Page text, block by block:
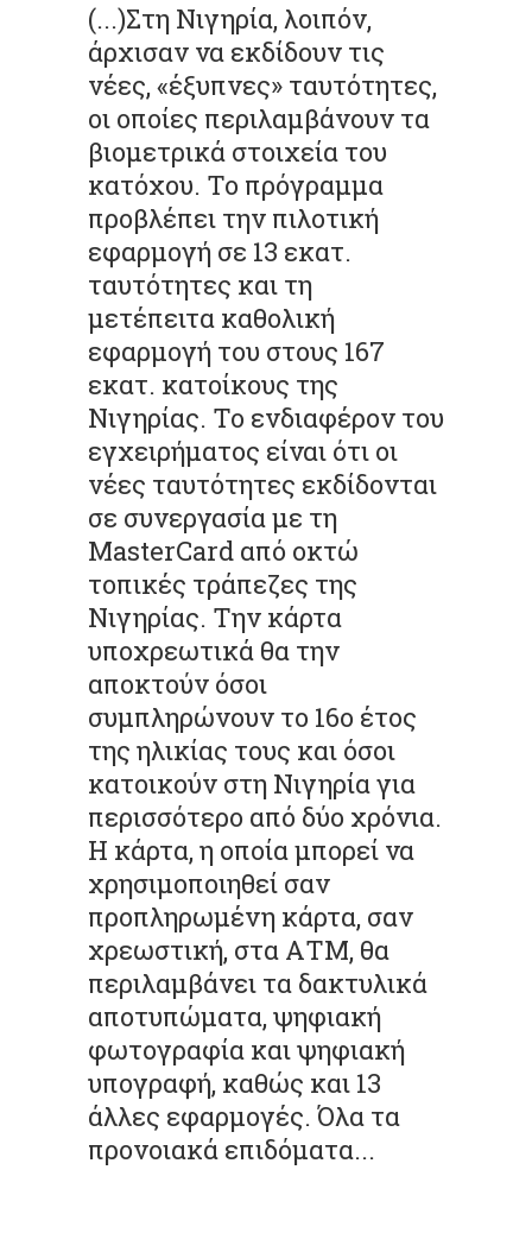
(...)Στη Νιγηρία, λοιπόν,
άρχισαν να εκδίδουν τις
νέες, «έξυπνες» ταυτότητες,
οι οποίες περιλαμβάνουν τα
βιομετρικά στοιχεία του
κατόχου. Το πρόγραμμα
προβλέπει την πιλοτική
εφαρμογή σε 13 εκατ.
ταυτότητες και τη
μετέπειτα καθολική
εφαρμογή του στους 167
εκατ. κατοίκους της
Νιγηρίας. Το ενδιαφέρον του
εγχειρήματος είναι ότι οι
νέες ταυτότητες εκδίδονται
σε συνεργασία με τη
MasterCard από οκτώ
τοπικές τράπεζες της
Νιγηρίας. Την κάρτα
υποχρεωτικά θα την
αποκτούν όσοι
συμπληρώνουν το 16ο έτος
της ηλικίας τους και όσοι
κατοικούν στη Νιγηρία για
περισσότερο από δύο χρόνια.
Η κάρτα, η οποία μπορεί να
χρησιμοποιηθεί σαν
προπληρωμένη κάρτα, σαν
χρεωστική, στα ΑΤΜ, θα
περιλαμβάνει τα δακτυλικά
αποτυπώματα, ψηφιακή
φωτογραφία και ψηφιακή
υπογραφή, καθώς και 13
άλλες εφαρμογές. Όλα τα
προνοιακά επιδόματα...